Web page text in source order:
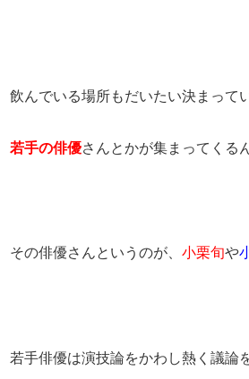
飲んでいる場所もだいたい決まって
若手の俳優さんとかが集まってくる
その俳優さんというのが、小栗旬や
若手俳優は演技論をかわし熱く議論